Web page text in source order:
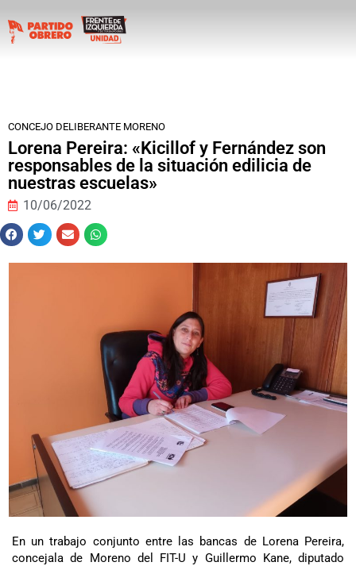
CONCEJO DELIBERANTE MORENO
Lorena Pereira: «Kicillof y Fernández son
responsables de la situación edilicia de
nuestras escuelas»
10/06/2022
En un trabajo conjunto entre las bancas de Lorena Pereira,
concejala de Moreno del FIT-U y Guillermo Kane, diputado